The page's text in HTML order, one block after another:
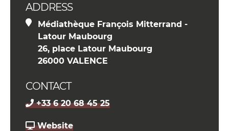
ADDRESS
Médiathèque François Mitterrand -
Latour Maubourg
26, place Latour Maubourg
26000 VALENCE
CONTACT
+33 6 20 68 45 25
Website